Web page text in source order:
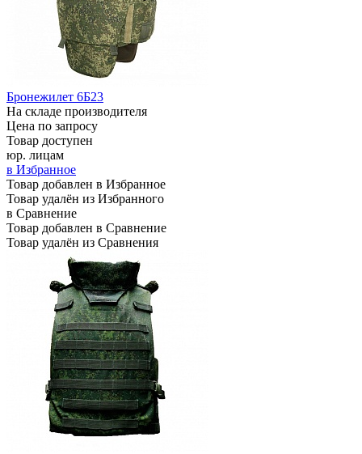
Бронежилет 6Б23
На складе производителя
Цена по запросу
Товар доступен
юр. лицам
в Избранное
Товар добавлен в Избранное
Товар удалён из Избранного
в Сравнение
Товар добавлен в Сравнение
Товар удалён из Сравнения